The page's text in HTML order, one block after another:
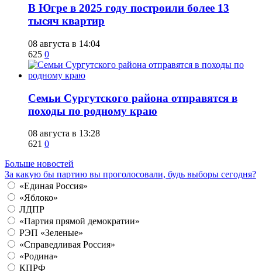
​В Югре в 2025 году построили более 13
тысяч квартир
08 августа в 14:04
625 0
​Семьи Сургутского района отправятся в
походы по родному краю
08 августа в 13:28
621 0
Больше новостей
За какую бы партию вы проголосовали, будь выборы сегодня?
«Единая Россия»
«Яблоко»
ЛДПР
«Партия прямой демократии»
РЭП «Зеленые»
«Справедливая Россия»
«Родина»
КПРФ